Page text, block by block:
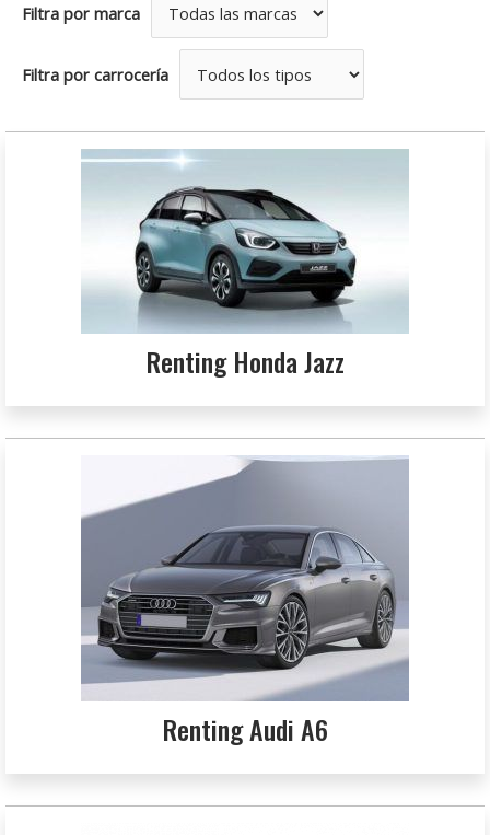
Filtra por marca
Filtra por carrocería
Renting Honda Jazz
Renting Audi A6